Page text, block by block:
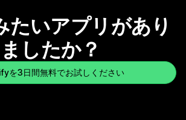
たいアプリがあり
ましたか？
を3日間無料でお試しください